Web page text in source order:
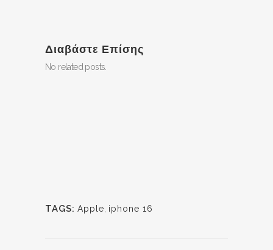
Διαβάστε Επίσης
No related posts.
TAGS: Apple iphone 16